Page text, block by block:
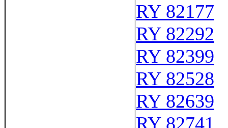
RY 82177
RY 82292
RY 82399
RY 82528
RY 82639
RY 82741